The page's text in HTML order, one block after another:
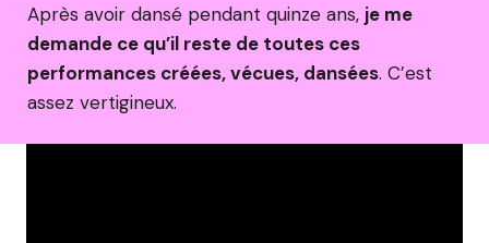
Après avoir dansé pendant quinze ans, je me
demande ce qu’il reste de toutes ces
performances créées, vécues, dansées. C’est
assez vertigineux.